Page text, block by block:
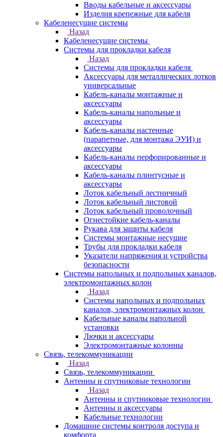
Вводы кабельные и аксессуары
Изделия крепежные для кабеля
Кабеленесущие системы
Назад
Кабеленесущие системы
Системы для прокладки кабеля
Назад
Системы для прокладки кабеля
Аксессуары для металлических лотков
универсальные
Кабель-каналы монтажные и
аксессуары
Кабель-каналы напольные и
аксессуары
Кабель-каналы настенные
(парапетные, для монтажа ЭУИ) и
аксессуары
Кабель-каналы перфорированные и
аксессуары
Кабель-каналы плинтусные и
аксессуары
Лоток кабельный лестничный
Лоток кабельный листовой
Лоток кабельный проволочный
Огнестойкие кабель-каналы
Рукава для защиты кабеля
Системы монтажные несущие
Трубы для прокладки кабеля
Указатели напряжения и устройства
безопасности
Системы напольных и подпольных каналов,
электромонтажных колон
Назад
Системы напольных и подпольных
каналов, электромонтажных колон
Кабельные каналы напольной
установки
Лючки и аксессуары
Электромонтажные колонны
Связь, телекоммуникации
Назад
Связь, телекоммуникации
Антенны и спутниковые технологии
Назад
Антенны и спутниковые технологии
Антенны и аксессуары
Кабельные технологии
Домашние системы контроля доступа и
комфорта